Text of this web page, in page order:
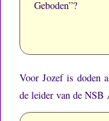
Geboden”?
Voor Jozef is doden
de leider van de